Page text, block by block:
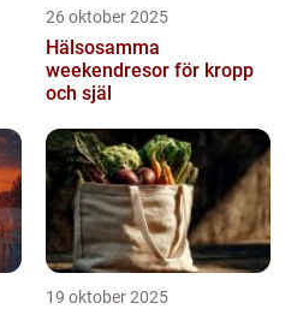
26 oktober 2025
Hälsosamma
weekendresor för kropp
och själ
19 oktober 2025